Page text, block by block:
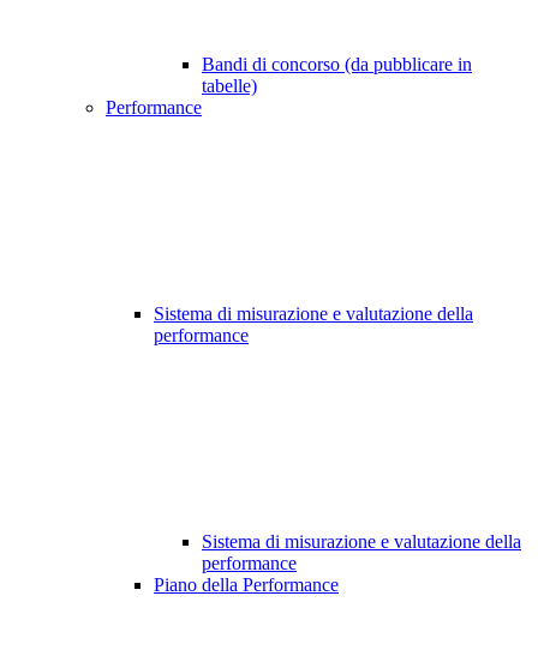
Bandi di concorso (da pubblicare in
tabelle)
Performance
Sistema di misurazione e valutazione della
performance
Sistema di misurazione e valutazione della
performance
Piano della Performance